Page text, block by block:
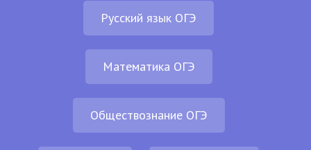
Русский язык ОГЭ
Математика ОГЭ
Обществознание ОГЭ